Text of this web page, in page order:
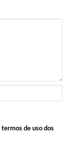
termos de uso dos